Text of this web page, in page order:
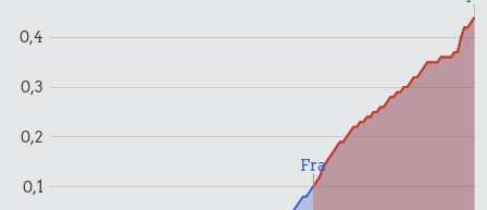
0,1
0,2
0,3
0,4
Fra